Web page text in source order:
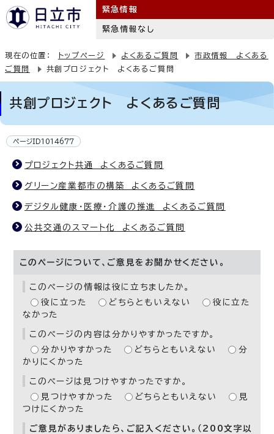
緊急情報
緊急情報なし
現在の位置： トップページ よくあるご質問
市政情報 よくある
ご質問
共創プロジェクト よくあるご質問
共創プロジェクト よくあるご質問
ページID1014677
プロジェクト共通 よくあるご質問
グリーン産業都市の構築 よくあるご質問
デジタル健康・医療・介護の推進 よくあるご質問
公共交通のスマート化 よくあるご質問
このページについて、ご意見をお聞かせください。
このページの情報は役に立ちましたか。
役に立った
どちらともいえない
役に立た
なかった
このページの内容は分かりやすかったですか。
分かりやすかった
どちらともいえない
分
かりにくかった
このページは見つけやすかったですか。
見つけやすかった
どちらともいえない
見
つけにくかった
ご意見がありましたら、ご記入ください。（200文字以